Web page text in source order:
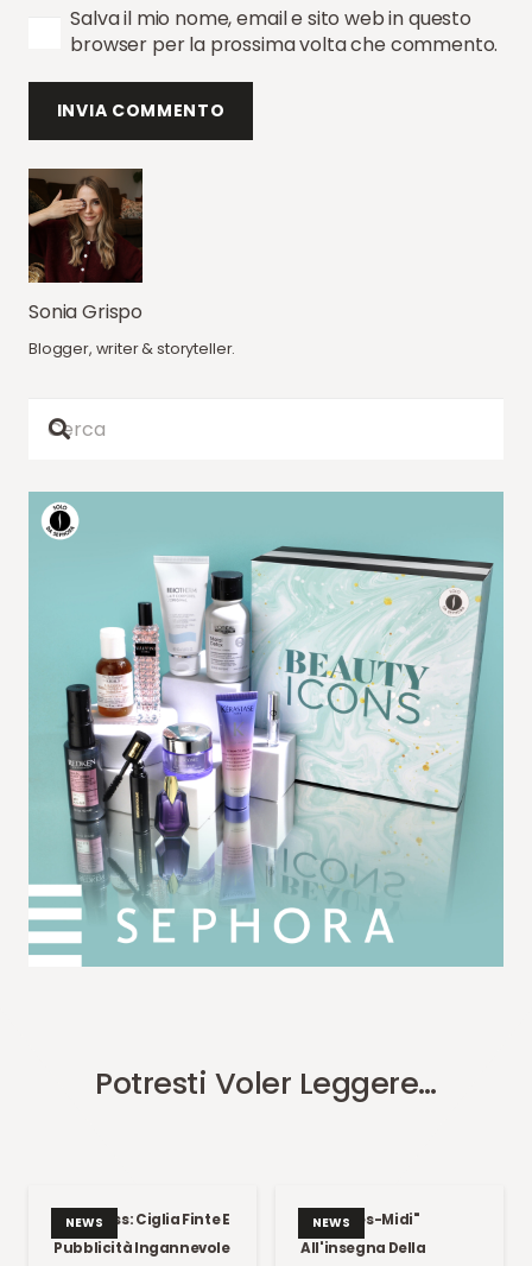
Salva il mio nome, email e sito web in questo
browser per la prossima volta che commento.
INVIA COMMENTO
Sonia Grispo
Blogger, writer & storyteller.
Potresti Voler Leggere…
NEWS
Kate Moss: Ciglia Finte E
Pubblicità Ingannevole
NEWS
Un "Apres-Midi"
All'insegna Della